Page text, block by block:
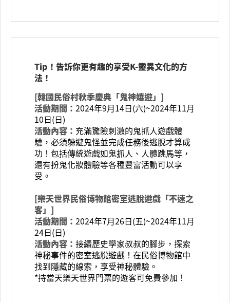
Tip！告訴你更有趣的享受K-靈異文化的方
法！
[韓國民俗村秋季慶典「鬼神嬉遊」]
活動期間： 2024年9月14日(六)~2024年11月
10日(日)
活動內容： 充滿驚險刺激的鬼抓人遊戲體
驗，必須躲避鬼怪並完成任務後逃脫才算成
功！包括傳統遊戲如鬼抓人、人體跳馬等，
還有扮鬼化妝體驗等各種豐富活動可以享
受。
[樂天世界民俗博物館密室逃脫遊戲「不速之
客」]
活動期間： 2024年7月26日(五)~2024年11月
24日(日)
活動內容： 接續歷史學家叔叔的腳步，探索
神秘事件的密室逃脫遊戲！在民俗博物館中
找到隱藏的線索，享受神秘體驗。
*持當天樂天世界門票的遊客可免費參加！